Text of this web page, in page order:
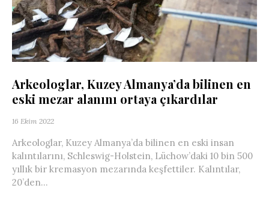
Arkeologlar, Kuzey Almanya’da bilinen en
eski mezar alanını ortaya çıkardılar
16 Ekim 2022
Arkeologlar, Kuzey Almanya’da bilinen en eski insan
kalıntılarını, Schleswig-Holstein, Lüchow’daki 10 bin 500
yıllık bir kremasyon mezarında keşfettiler. Kalıntılar,
20’den...